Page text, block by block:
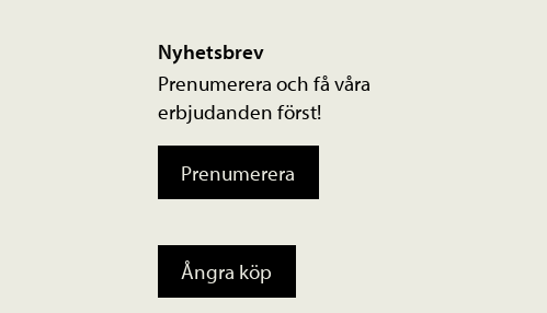
Nyhetsbrev
Prenumerera och få våra
erbjudanden först!
Prenumerera
Ångra köp